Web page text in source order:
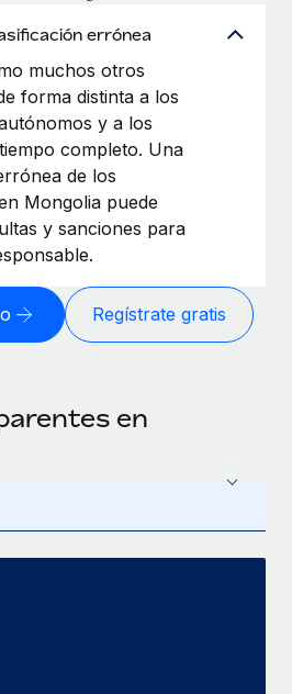
errónea
muchos otros
forma distinta a los
y a los
completo. Una
de los
Mongolia puede
y sanciones para
Regístrate gratis
en